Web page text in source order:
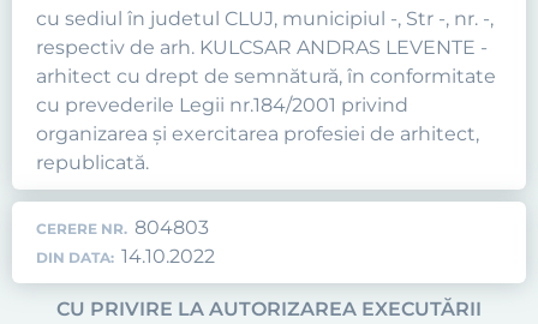
cu sediul în judetul CLUJ, municipiul -, Str -, nr. -,
respectiv de arh. KULCSAR ANDRAS LEVENTE -
arhitect cu drept de semnătură, în conformitate
cu prevederile Legii nr.184/2001 privind
organizarea şi exercitarea profesiei de arhitect,
republicată.
CERERE NR. 804803
DIN DATA: 14.10.2022
CU PRIVIRE LA AUTORIZAREA EXECUTĂRII